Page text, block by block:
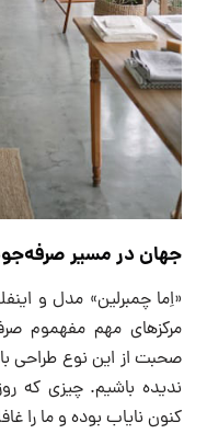
جهان در مسیر
«اِما چمبرلین» مدل و
مرکزهای مهم مفهموم
صحبت از این نوع طراحی
ندیده باشیم. چیزی که
کنون نایاب بوده و ما را